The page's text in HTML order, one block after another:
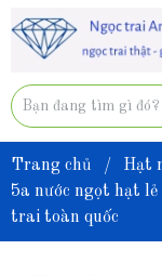
Trang chủ / Hạt
5a nước ngọt hạt
trai toàn quốc